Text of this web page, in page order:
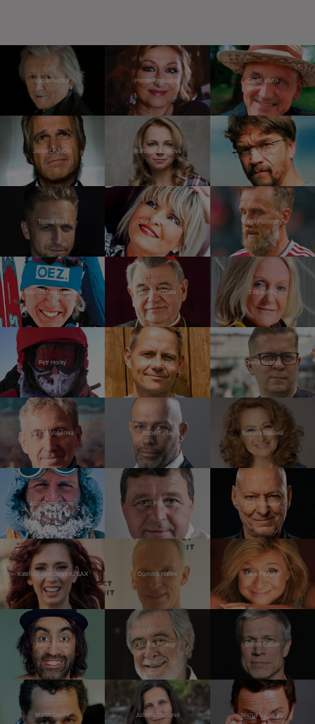
Václav Neckář Halina Pawlovská David Vávra
Janek Ledecký Martina Kociánová Dan Bárta
Tomáš Klus Chantal Poullain Karel Poborský
Kateřina Neumannová Dominik Duka Eva Jiřičná
Petr Horký Tomáš Kraus David Netuka
Martin Vopěnka Robert Jíša Simona Stašová
Kurt Diemberger Jiří Přibáň Petr Nikolaev
Kateřina Janečková KJ SAX Dominik Hašek Jana Paulová
Jakub Kohák Michal Prokop Šimon Caban
Martin Dejdar Juliet Navrátilová Michal Viewegh